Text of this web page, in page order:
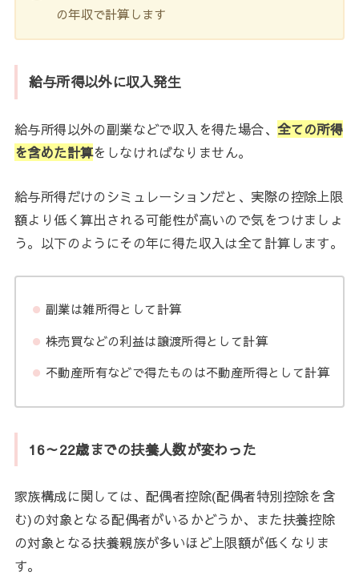
の年収で計算します
給与所得以外に収入発生
給与所得以外の副業などで収入を得た場合、全ての所得
を含めた計算をしなければなりません。
給与所得だけのシミュレーションだと、実際の控除上限
額より低く算出される可能性が高いので気をつけましょ
う。以下のようにその年に得た収入は全て計算します。
副業は雑所得として計算
株売買などの利益は譲渡所得として計算
不動産所有などで得たものは不動産所得として計算
16～22歳までの扶養人数が変わった
家族構成に関しては、配偶者控除(配偶者特別控除を含
む)の対象となる配偶者がいるかどうか、また扶養控除
の対象となる扶養親族が多いほど上限額が低くなりま
す。